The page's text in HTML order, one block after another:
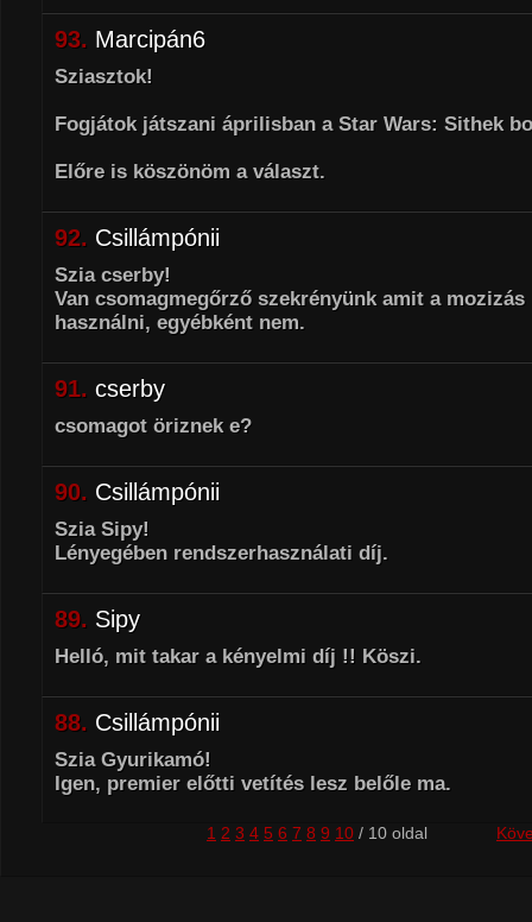
93. Marcipán6
Sziasztok!
Fogjátok játszani áprilisban a Star Wars: Sithek
Előre is köszönöm a választ.
92. Csillámpónii
Szia cserby!
Van csomagmegőrző szekrényünk amit a
használni, egyébként nem.
91. cserby
csomagot öriznek e?
90. Csillámpónii
Szia Sipy!
Lényegében rendszerhasználati díj.
89. Sipy
Helló, mit takar a kényelmi díj !! Köszi.
88. Csillámpónii
Szia Gyurikamó!
Igen, premier előtti vetítés lesz belőle ma.
1 2 3 4 5 6 7 8 9 10 / 10 oldal